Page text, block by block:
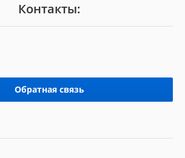
Контакты:
Обратная связь